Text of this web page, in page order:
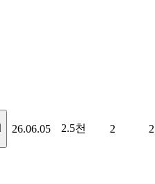
26.06.05 2.5천 2 2